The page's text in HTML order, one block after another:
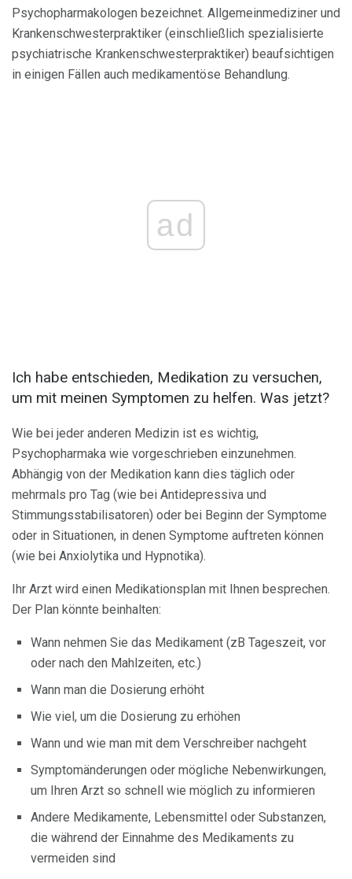
Psychopharmakologen bezeichnet. Allgemeinmediziner und
Krankenschwesterpraktiker (einschließlich spezialisierte
psychiatrische Krankenschwesterpraktiker) beaufsichtigen
in einigen Fällen auch medikamentöse Behandlung.
ad
Ich habe entschieden, Medikation zu versuchen,
um mit meinen Symptomen zu helfen. Was jetzt?
Wie bei jeder anderen Medizin ist es wichtig,
Psychopharmaka wie vorgeschrieben einzunehmen.
Abhängig von der Medikation kann dies täglich oder
mehrmals pro Tag (wie bei Antidepressiva und
Stimmungsstabilisatoren) oder bei Beginn der Symptome
oder in Situationen, in denen Symptome auftreten können
(wie bei Anxiolytika und Hypnotika).
Ihr Arzt wird einen Medikationsplan mit Ihnen besprechen.
Der Plan könnte beinhalten:
Wann nehmen Sie das Medikament (zB Tageszeit, vor
oder nach den Mahlzeiten, etc.)
Wann man die Dosierung erhöht
Wie viel, um die Dosierung zu erhöhen
Wann und wie man mit dem Verschreiber nachgeht
Symptomänderungen oder mögliche Nebenwirkungen,
um Ihren Arzt so schnell wie möglich zu informieren
Andere Medikamente, Lebensmittel oder Substanzen,
die während der Einnahme des Medikaments zu
vermeiden sind